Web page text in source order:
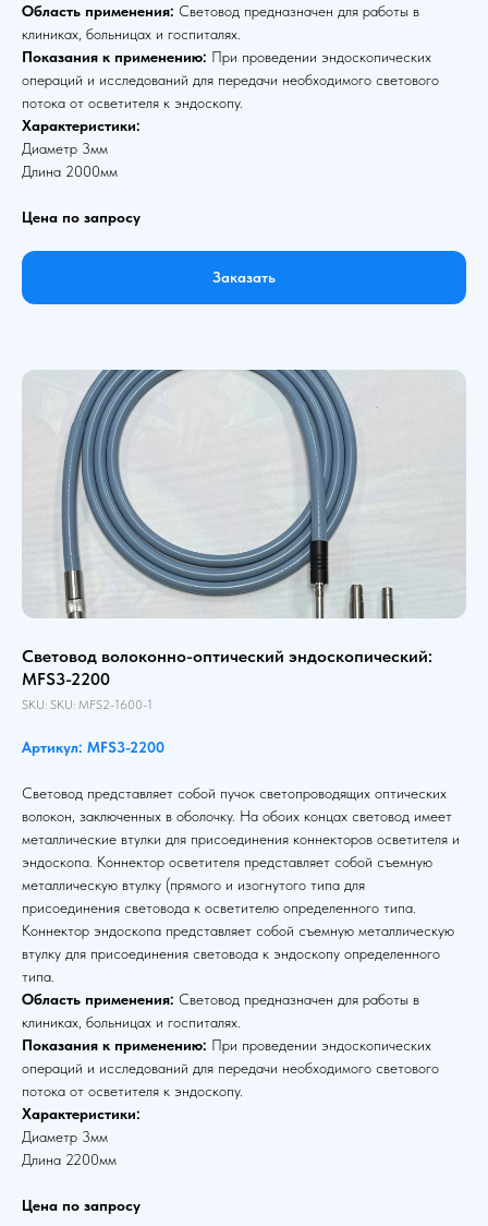
Область применения: Световод предназначен для работы в
клиниках, больницах и госпиталях.
Показания к применению: При проведении эндоскопических
операций и исследований для передачи необходимого светового
потока от осветителя к эндоскопу.
Характеристики:
Диаметр 3мм
Длина 2000мм
Цена по запросу
Заказать
Световод волоконно-оптический эндоскопический:
MFS3-2200
SKU: SKU: MFS2-1600-1
Артикул: MFS3-2200
Световод представляет собой пучок светопроводящих оптических
волокон, заключенных в оболочку. На обоих концах световод имеет
металлические втулки для присоединения коннекторов осветителя и
эндоскопа. Коннектор осветителя представляет собой съемную
металлическую втулку (прямого и изогнутого типа для
присоединения световода к осветителю определенного типа.
Коннектор эндоскопа представляет собой съемную металлическую
втулку для присоединения световода к эндоскопу определенного
типа.
Область применения: Световод предназначен для работы в
клиниках, больницах и госпиталях.
Показания к применению: При проведении эндоскопических
операций и исследований для передачи необходимого светового
потока от осветителя к эндоскопу.
Характеристики:
Диаметр 3мм
Длина 2200мм
Цена по запросу